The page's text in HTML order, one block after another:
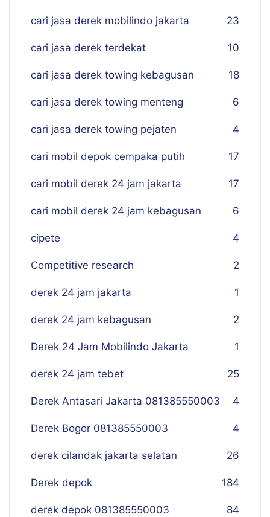
cari jasa derek mobilindo jakarta 23
cari jasa derek terdekat 10
cari jasa derek towing kebagusan 18
cari jasa derek towing menteng 6
cari jasa derek towing pejaten 4
cari mobil depok cempaka putih 17
cari mobil derek 24 jam jakarta 17
cari mobil derek 24 jam kebagusan 6
cipete 4
Competitive research 2
derek 24 jam jakarta 1
derek 24 jam kebagusan 2
Derek 24 Jam Mobilindo Jakarta 1
derek 24 jam tebet 25
Derek Antasari Jakarta 081385550003 4
Derek Bogor 081385550003 4
derek cilandak jakarta selatan 26
Derek depok 184
derek depok 081385550003 84